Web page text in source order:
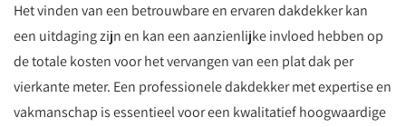
Het vinden van een betrouwbare en ervaren dakdekker kan
een uitdaging zijn en kan een aanzienlijke invloed hebben op
de totale kosten voor het vervangen van een plat dak per
vierkante meter. Een professionele dakdekker met expertise en
vakmanschap is essentieel voor een kwalitatief hoogwaardige